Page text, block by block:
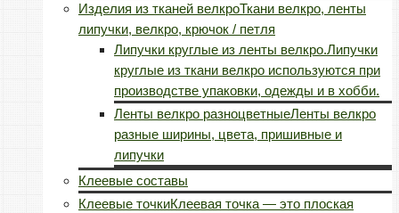
Изделия из тканей велкроТкани велкро, ленты
липучки, велкро, крючок / петля
Липучки круглые из ленты велкро.Липучки
круглые из ткани велкро используются при
производстве упаковки, одежды и в хобби.
Ленты велкро разноцветныеЛенты велкро
разные ширины, цвета, пришивные и
липучки
Клеевые составы
Клеевые точкиКлеевая точка — это плоская